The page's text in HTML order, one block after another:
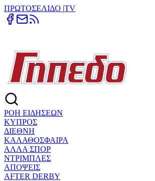
ΠΡΩΤΟΣΕΛΙΔΟ |TV
ΡΟΗ ΕΙΔΗΣΕΩΝ
ΚΥΠΡΟΣ
ΔΙΕΘΝΗ
ΚΑΛΑΘΟΣΦΑΙΡΑ
ΑΛΛΑ ΣΠΟΡ
ΝΤΡΙΜΠΛΕΣ
ΑΠΟΨΕΙΣ
AFTER DERBY